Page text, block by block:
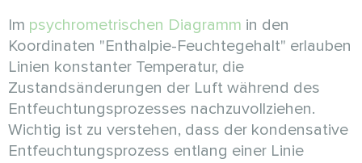
Im psychrometrischen Diagramm in den
Koordinaten "Enthalpie-Feuchtegehalt" erlauben
Linien konstanter Temperatur, die
Zustandsänderungen der Luft während des
Entfeuchtungsprozesses nachzuvollziehen.
Wichtig ist zu verstehen, dass der kondensative
Entfeuchtungsprozess entlang einer Linie